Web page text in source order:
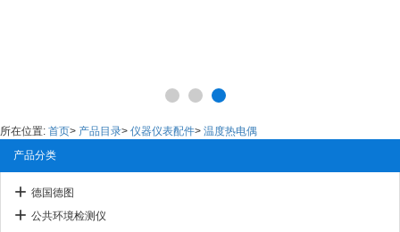
所在位置: 首页> 产品目录> 仪器仪表配件> 温度热电偶
产品分类
德国德图
公共环境检测仪